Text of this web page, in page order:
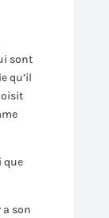
sont
qu’il
que
son